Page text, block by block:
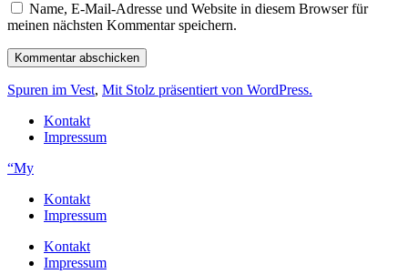
Name, E-Mail-Adresse und Website in diesem Browser für
meinen nächsten Kommentar speichern.
Spuren im Vest, Mit Stolz präsentiert von WordPress.
Kontakt
Impressum
“My
Kontakt
Impressum
Kontakt
Impressum